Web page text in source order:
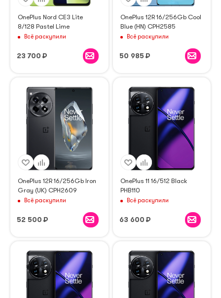
OnePlus Nord CE3 Lite
8/128 Pastel Lime
Всё раскупили
23 700 ₽
OnePlus 12R 16/256Gb Cool
Blue (HN) CPH2585
Всё раскупили
50 985 ₽
OnePlus 12R 16/256Gb Iron
Gray (UK) CPH2609
Всё раскупили
52 500 ₽
OnePlus 11 16/512 Black
PHB110
Всё раскупили
63 600 ₽